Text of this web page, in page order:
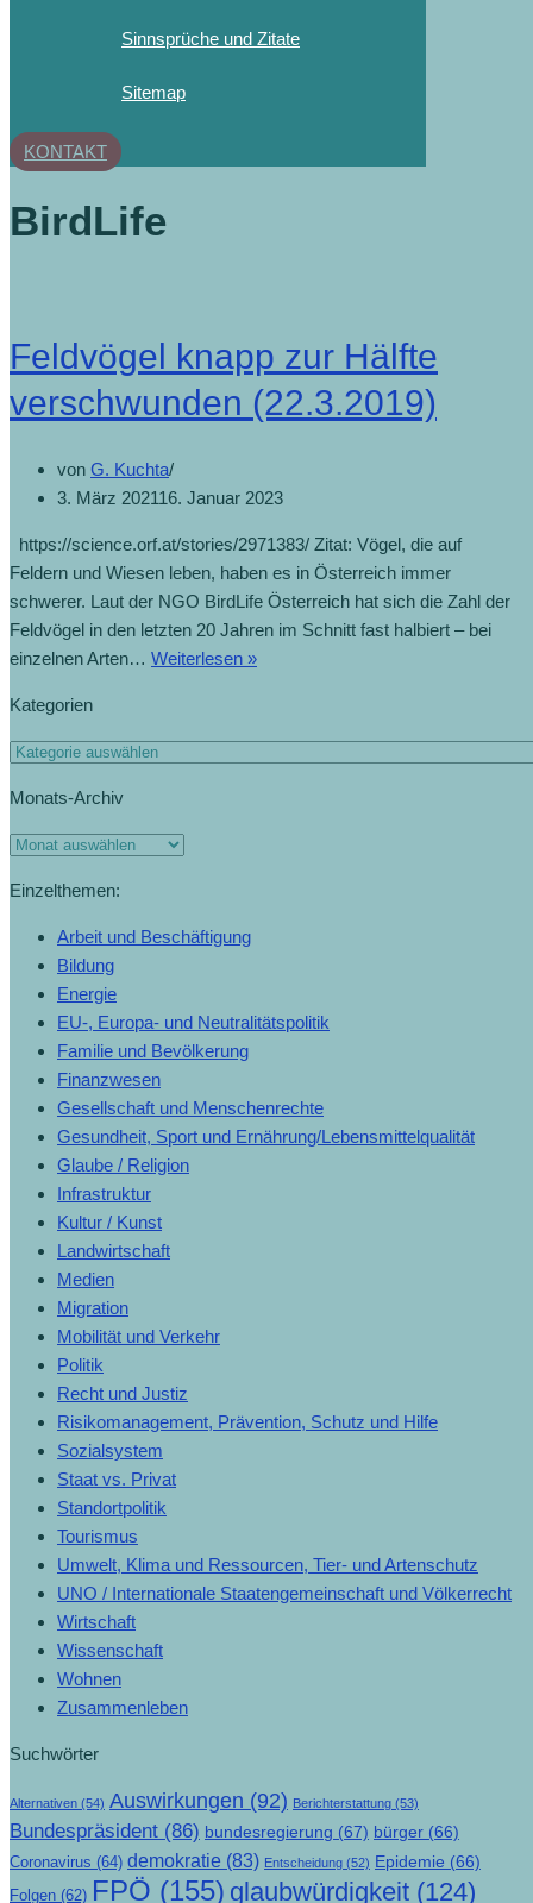
Sinnsprüche und Zitate
Sitemap
KONTAKT
BirdLife
Feldvögel knapp zur Hälfte
verschwunden (22.3.2019)
von G. Kuchta
3. März 202116. Januar 2023
https://science.orf.at/stories/2971383/ Zitat: Vögel, die auf
Feldern und Wiesen leben, haben es in Österreich immer
schwerer. Laut der NGO BirdLife Österreich hat sich die Zahl der
Feldvögel in den letzten 20 Jahren im Schnitt fast halbiert – bei
einzelnen Arten… Weiterlesen »Feldvögel
Hälfte
Kategorien
Kategorien
Monats-Archiv
Monats-
Einzelthemen:
Arbeit und Beschäftigung
Bildung
Energie
EU-, Europa- und Neutralitätspolitik
Familie und Bevölkerung
Finanzwesen
Gesellschaft und Menschenrechte
Gesundheit, Sport und Ernährung/Lebensmittelqualität
Glaube / Religion
Infrastruktur
Kultur / Kunst
Landwirtschaft
Medien
Migration
Mobilität und Verkehr
Politik
Recht und Justiz
Risikomanagement, Prävention, Schutz und Hilfe
Sozialsystem
Staat vs. Privat
Standortpolitik
Tourismus
Umwelt, Klima und Ressourcen, Tier- und Artenschutz
UNO / Internationale Staatengemeinschaft und Völkerrecht
Wirtschaft
Wissenschaft
Wohnen
Zusammenleben
Suchwörter
Alternativen (54) Auswirkungen (92) Berichterstattung (53)
Bundespräsident (86) bundesregierung (67) bürger (66)
Coronavirus (64) demokratie (83) Entscheidung (52) Epidemie (66)
Folgen (62) FPÖ (155) glaubwürdigkeit (124)